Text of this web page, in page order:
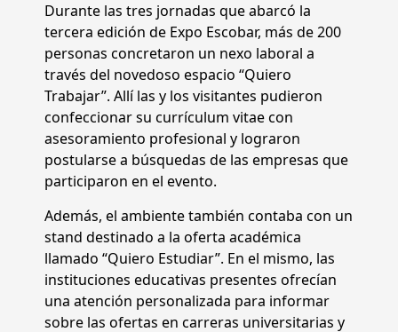
Durante las tres jornadas que abarcó la
tercera edición de Expo Escobar, más de 200
personas concretaron un nexo laboral a
través del novedoso espacio “Quiero
Trabajar”. Allí las y los visitantes pudieron
confeccionar su currículum vitae con
asesoramiento profesional y lograron
postularse a búsquedas de las empresas que
participaron en el evento.
Además, el ambiente también contaba con un
stand destinado a la oferta académica
llamado “Quiero Estudiar”. En el mismo, las
instituciones educativas presentes ofrecían
una atención personalizada para informar
sobre las ofertas en carreras universitarias y